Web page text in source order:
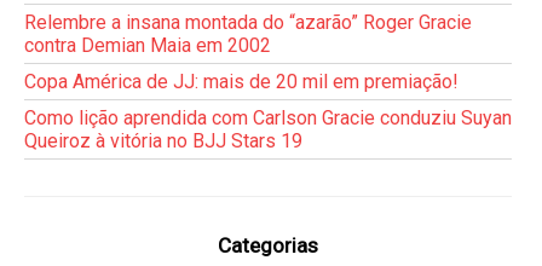
Relembre a insana montada do “azarão” Roger Gracie
contra Demian Maia em 2002
Copa América de JJ: mais de 20 mil em premiação!
Como lição aprendida com Carlson Gracie conduziu Suyan
Queiroz à vitória no BJJ Stars 19
Categorias